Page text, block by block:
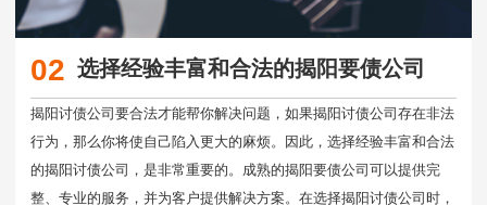
02 选择经验丰富和合法的揭阳要债公司
揭阳讨债公司要合法才能帮你解决问题，如果揭阳讨债公司存在非法
行为，那么你将使自己陷入更大的麻烦。因此，选择经验丰富和合法
的揭阳讨债公司，是非常重要的。成熟的揭阳要债公司可以提供完
整、专业的服务，并为客户提供解决方案。在选择揭阳讨债公司时，